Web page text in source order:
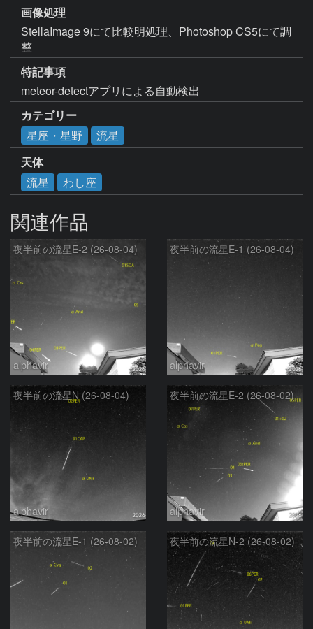
画像処理
StellaImage 9にて比較明処理、Photoshop CS5にて調
整
特記事項
meteor-detectアプリによる自動検出
カテゴリー
星座・星野
流星
天体
流星
わし座
関連作品
夜半前の流星E-2 (26-08-04)
alphavir
夜半前の流星E-1 (26-08-04)
alphavir
夜半前の流星N (26-08-04)
alphavir
夜半前の流星E-2 (26-08-02)
alphavir
夜半前の流星E-1 (26-08-02) 夜半前の流星N-2 (26-08-02)